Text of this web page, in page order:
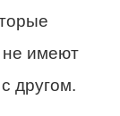
имеют
другом.